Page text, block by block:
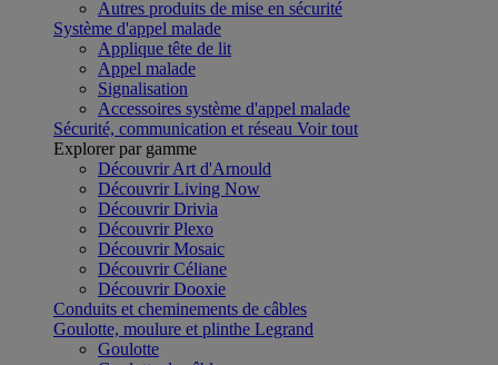
Autres produits de mise en sécurité
Système d'appel malade
Applique tête de lit
Appel malade
Signalisation
Accessoires système d'appel malade
Sécurité, communication et réseau Voir tout
Explorer par gamme
Découvrir Art d'Arnould
Découvrir Living Now
Découvrir Drivia
Découvrir Plexo
Découvrir Mosaic
Découvrir Céliane
Découvrir Dooxie
Conduits et cheminements de câbles
Goulotte, moulure et plinthe Legrand
Goulotte